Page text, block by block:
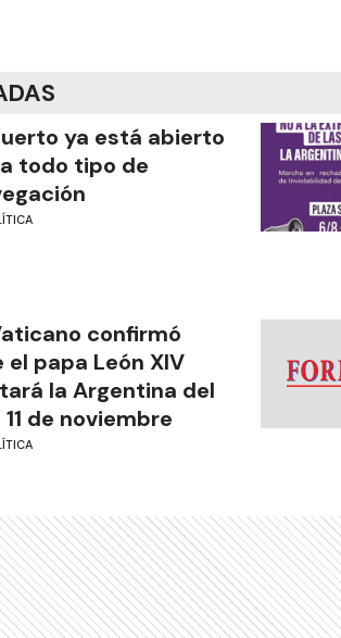
ya está abierto
todo tipo de
confirmó
el papa León XIV
la Argentina del
11 de noviembre